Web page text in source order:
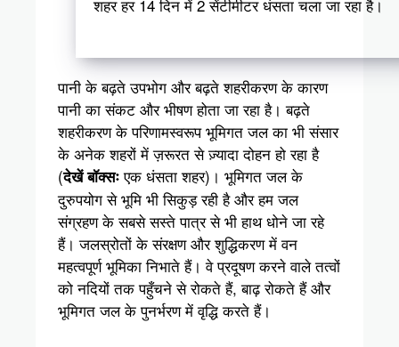
शहर हर 14 दिन में 2 सेंटीमीटर धंसता चला जा रहा है।
पानी के बढ़ते उपभोग और बढ़ते शहरीकरण के कारण
पानी का संकट और भीषण होता जा रहा है। बढ़ते
शहरीकरण के परिणामस्वरूप भूमिगत जल का भी संसार
के अनेक शहरों में ज़रूरत से ज़्यादा दोहन हो रहा है
(देखें बॉक्सःएक धंसता शहर)। भूमिगत जल के
दुरुपयोग से भूमि भी सिकुड़ रही है और हम जल
संग्रहण के सबसे सस्ते पात्र से भी हाथ धोने जा रहे
हैं। जलस्रोतों के संरक्षण और शुद्धिकरण में वन
महत्वपूर्ण भूमिका निभाते हैं। वे प्रदूषण करने वाले तत्वों
को नदियों तक पहुँचने से रोकते हैं, बाढ़ रोकते हैं और
भूमिगत जल के पुनर्भरण में वृद्धि करते हैं।